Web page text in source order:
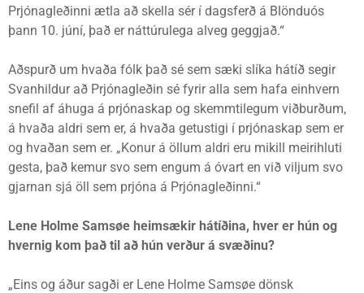
Prjónagleðinni ætla að skella sér í dagsferð á Blönduós
þann 10. júní, það er náttúrulega alveg geggjað.“
Aðspurð um hvaða fólk það sé sem sæki slíka hátíð segir
Svanhildur að Prjónagleðin sé fyrir alla sem hafa einhvern
snefil af áhuga á prjónaskap og skemmtilegum viðburðum,
á hvaða aldri sem er, á hvaða getustigi í prjónaskap sem er
og hvaðan sem er. „Konur á öllum aldri eru mikill meirihluti
gesta, það kemur svo sem engum á óvart en við viljum svo
gjarnan sjá öll sem prjóna á Prjónagleðinni.“
Lene Holme Samsøe heimsækir hátíðina, hver er hún og
hvernig kom það til að hún verður á svæðinu?
„Eins og áður sagði er Lene Holme Samsøe dönsk